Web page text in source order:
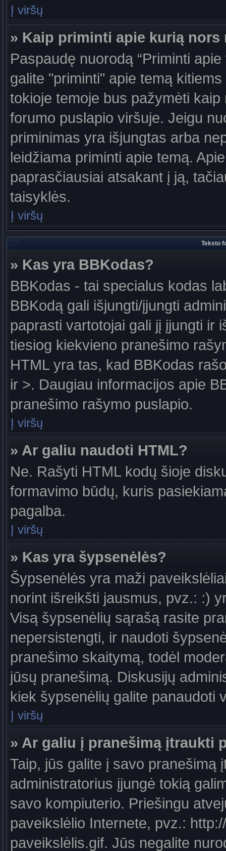
Į viršų
» Kaip priminti apie kurią nors
Paspaudę nuorodą “Priminti
galite "priminti" apie temą
tokioje temoje bus pažymėti
forumo puslapio viršuje. Jeigu
priminimas yra išjungtas arba
leidžiama priminti apie temą.
paprasčiausiai atsakant į ją,
taisyklės.
Į viršų
Teksto
» Kas yra BBKodas?
BBKodas - tai specialus kodas
BBKodą gali išjungti/įjungti
paprasti vartotojai gali jį įjungti ir
tiesiog kiekvieno pranešimo
HTML yra tas, kad BBKodas
ir >. Daugiau informacijos apie
pranešimo rašymo puslapio.
Į viršų
» Ar galiu naudoti HTML?
Ne. Rašyti HTML kodų šioje
formavimo būdų, kuris
pagalba.
Į viršų
» Kas yra šypsenėlės?
Šypsenėlės yra maži
norint išreikšti jausmus, pvz.: :)
Visą šypsenėlių sąrašą rasite
nepersistengti, ir naudoti
pranešimo skaitymą, todėl
jūsų pranešimą. Diskusijų
kiek šypsenėlių galite panaudoti
Į viršų
» Ar galiu į pranešimą įtraukti
Taip, jūs galite į savo pranešimą
administratorius įjungė tokią
savo kompiuterio. Priešingu
paveikslėlio Internete, pvz.:
paveikslėlis.gif. Jūs negalite